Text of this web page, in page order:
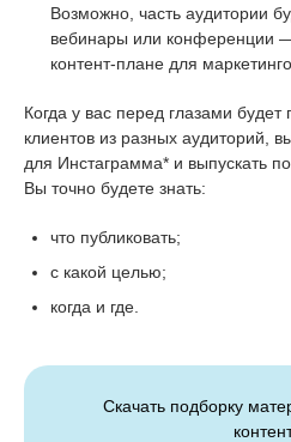
Возможно, часть аудитории
вебинары или конференции
контент-плане для
Когда у вас перед глазами будет
клиентов из разных аудиторий,
для Инстаграмма* и выпускать
Вы точно будете знать:
что публиковать;
с какой целью;
когда и где.
Скачать подборку